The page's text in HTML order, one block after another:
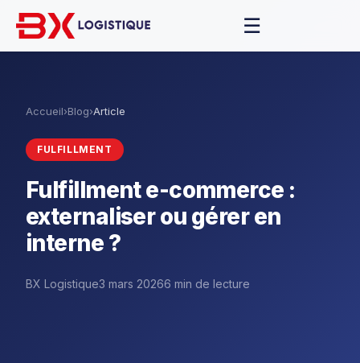
☰
Accueil›Blog›Article
FULFILLMENT
Fulfillment e-commerce :
externaliser ou gérer en
interne ?
BX Logistique3 mars 20266 min de lecture